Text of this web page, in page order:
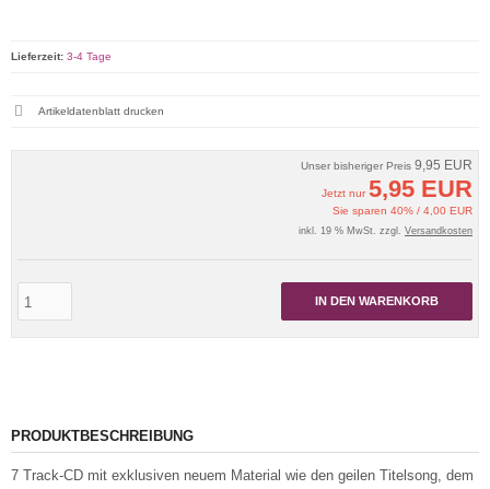
Unser bisheriger Preis 9,95 EUR
Jetzt nur5,95 EUR
Sie sparen 40% / 4,00 EUR
inkl. 19 % MwSt. zzgl. Versandkosten
IN DEN WARENKORB
Lieferzeit: 3-4 Tage
Artikeldatenblatt drucken
PRODUKTBESCHREIBUNG
7 Track-CD mit exklusiven neuem Material wie den geilen Titelsong, dem